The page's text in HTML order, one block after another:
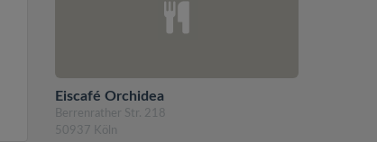
Eiscafé Orchidea
Berrenrather Str. 218
50937 Köln